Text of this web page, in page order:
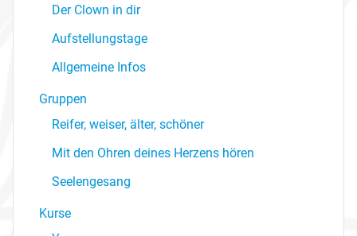
Der Clown in dir
Aufstellungstage
Allgemeine Infos
Gruppen
Reifer, weiser, älter, schöner
Mit den Ohren deines Herzens hören
Seelengesang
Kurse